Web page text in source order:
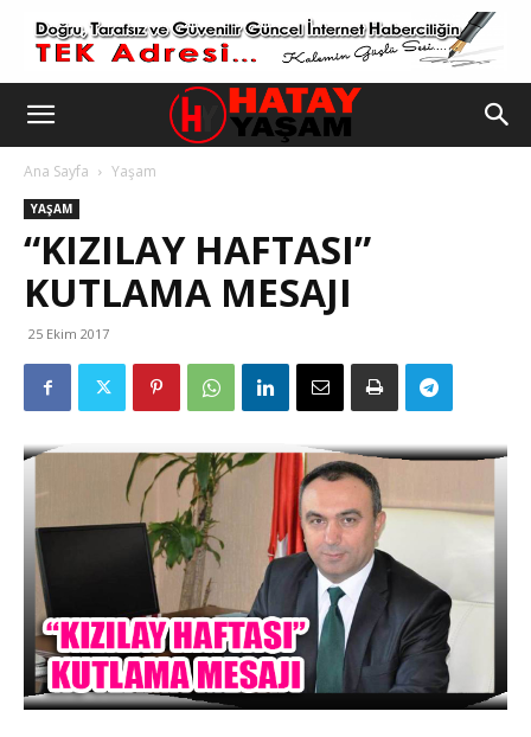
Ana Sayfa Yaşam
YAŞAM
“KIZILAY HAFTASI”
KUTLAMA MESAJI
25 Ekim 2017